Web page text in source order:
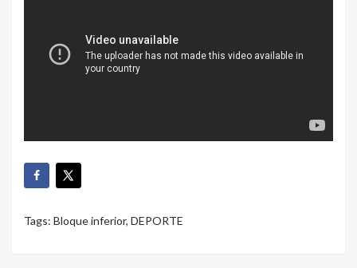
Tags: Bloque inferior, DEPORTE